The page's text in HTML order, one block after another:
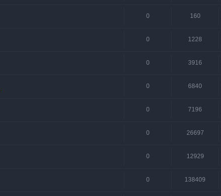
0 160
0 1228
0 3916
0 6840
0 7196
0 26697
0 12929
0 138409